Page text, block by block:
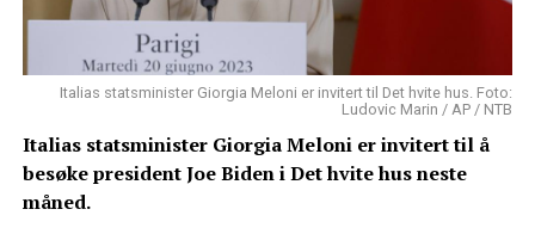
Italias statsminister Giorgia Meloni er invitert til Det hvite hus. Foto:
Ludovic Marin / AP / NTB
Italias statsminister Giorgia Meloni er invitert til å
besøke president Joe Biden i Det hvite hus neste
måned.